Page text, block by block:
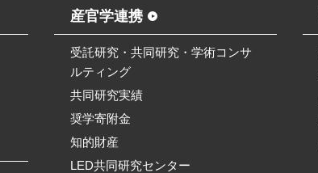
産官学連携
受託研究・共同研究・学術コンサ
ルティング
共同研究実績
奨学寄附金
知的財産
LED共同研究センター